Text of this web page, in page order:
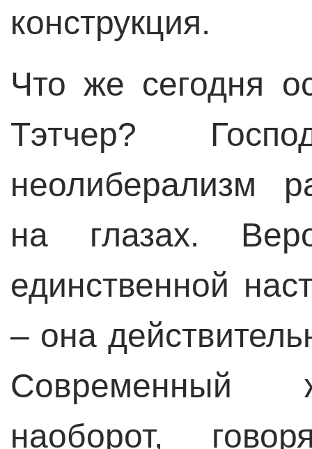
конструкция.
Что же сегодня
Тэтчер?
неолиберализм
на глазах.
единственной
– она
Современный
наоборот,